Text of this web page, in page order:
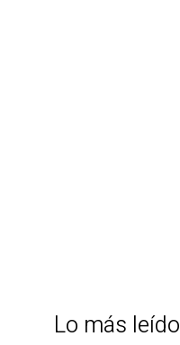
Lo más leído